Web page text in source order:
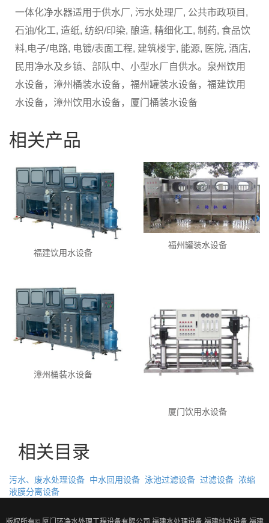
一体化净水器适用于供水厂, 污水处理厂, 公共市政项目,
石油/化工, 造纸, 纺织/印染, 酿造, 精细化工, 制药, 食品饮
料,电子/电路, 电镀/表面工程, 建筑楼宇, 能源, 医院, 酒店,
民用净水及乡镇、部队中、小型水厂自供水。泉州饮用
水设备，漳州桶装水设备，福州罐装水设备，福建饮用
水设备，漳州饮用水设备，厦门桶装水设备
相关产品
福建饮用水设备
福州罐装水设备
漳州桶装水设备
厦门饮用水设备
相关目录
污水、废水处理设备 中水回用设备 泳池过滤设备 过滤设备 浓缩
液膜分离设备